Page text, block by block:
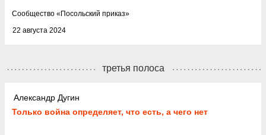
22 августа 2024
Cообщество « Посольский приказ»
третья полоса
Александр Дугин
Только война определяет, что есть, а чего нет